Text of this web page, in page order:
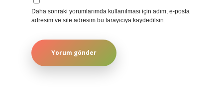
Daha sonraki yorumlarımda kullanılması için adım, e-posta
adresim ve site adresim bu tarayıcıya kaydedilsin.